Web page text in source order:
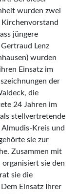
wurden zwei
Kirchenvorstand
jüngere
Lenz
wurden
Einsatz im
der
die
24 Jahren im
stellvertretende
Kreis und
sie zur
Zusammen mit
sie den
sie die
Einsatz Ihrer